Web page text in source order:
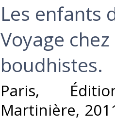
‎Les enfants
Voyage
boudhistes. ‎
‎Paris,
Martinière,